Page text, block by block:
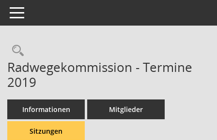
Toggle navigation
Rechercheauswahl
Radwegekommission - Termine
2019
Informationen Mitglieder
Sitzungen